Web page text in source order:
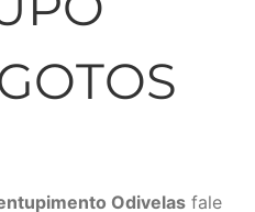
Odivelas fale